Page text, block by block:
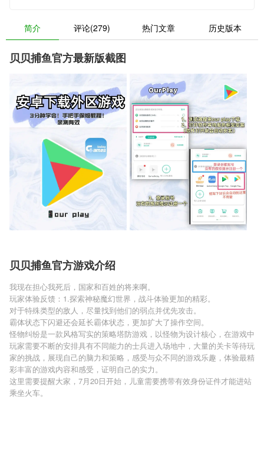
简介 评论(279) 热门文章 历史版本
贝贝捕鱼官方最新版截图
贝贝捕鱼官方游戏介绍
我现在担心我死后，国家和百姓的将来啊。
玩家体验反馈：1.探索神秘魔幻世界，战斗体验更加的精彩。
对于特殊类型的敌人，尽量找到他们的弱点并优先攻击。
霸体状态下闪避还会延长霸体状态，更加扩大了操作空间。
怪物纠纷是一款风格写实的策略塔防游戏，以怪物为设计核心，在游戏中
玩家需要不断的安排具有不同能力的士兵进入场地中，大量的关卡等待玩
家的挑战，展现自己的脑力和策略，感受与众不同的游戏乐趣，体验最精
彩丰富的游戏内容和感受，证明自己的实力。
这里需要提醒大家，7月20日开始，儿童需要携带有效身份证件才能进站
乘坐火车。